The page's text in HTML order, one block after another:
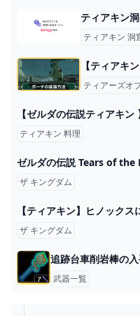
ティアキン 洞
ティアーズオ
ティアキン 料理
ザ キングダム
ザ キングダム
追跡台車削岩棒の
武器一覧